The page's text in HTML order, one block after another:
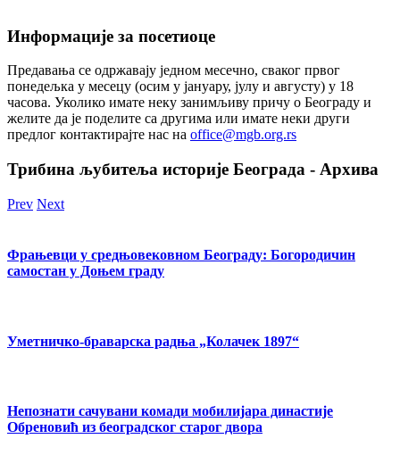
Информације за посетиоце
Предавања се одржавају једном месечно, сваког првог
понедељка у месецу (осим у јануару, јулу и августу) у 18
часова. Уколико имате неку занимљиву причу о Београду и
желите да је поделите са другима или имате неки други
предлог контактирајте нас на office@mgb.org.rs
Трибина љубитеља историје Београда - Архива
Prev Next
Фрањевци у средњовековном Београду: Богородичин
самостан у Доњем граду
Уметничко-браварска радња „Колачек 1897“
Непознати сачувани комади мобилијара династије
Обреновић из београдског старог двора